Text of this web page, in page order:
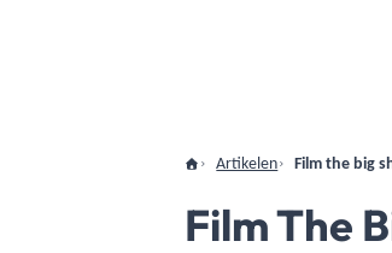
Artikelen Film the big
Film The